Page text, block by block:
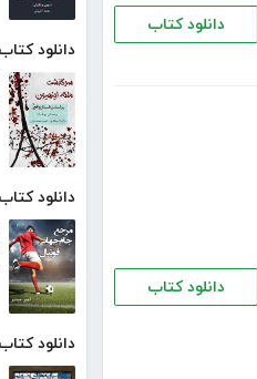
دانلود
دانلود
دانلود
دانلود کتاب
دانلود کتاب